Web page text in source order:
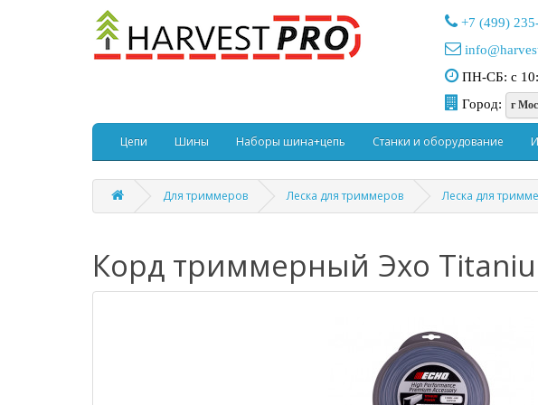
+7 (499)
ПН-СБ: с
Город:
г
Цепи Шины Наборы шина+цепь Станки и оборудование
Для триммеров Леска для триммеров Леска для
Корд триммерный Эхо